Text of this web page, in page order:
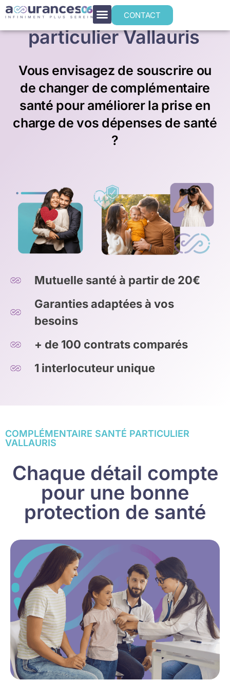
CONTACT
Mutuelle santé
particulier Vallauris
Vous envisagez de souscrire ou
de changer de complémentaire
santé pour améliorer la prise en
charge de vos dépenses de santé
?
Mutuelle santé à partir de 20€
Garanties adaptées à vos
besoins
+ de 100 contrats comparés
1 interlocuteur unique
COMPLÉMENTAIRE SANTÉ PARTICULIER
VALLAURIS
Chaque détail compte
pour une bonne
protection de santé